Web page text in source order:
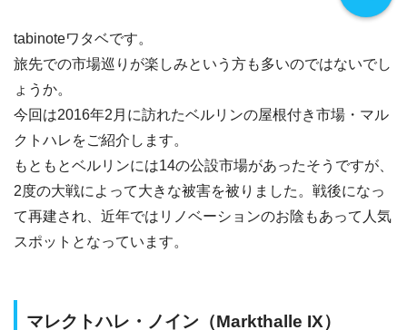
tabinoteワタベです。
旅先での市場巡りが楽しみという方も多いのではないでし
ょうか。
今回は2016年2月に訪れたベルリンの屋根付き市場・マル
クトハレをご紹介します。
もともとベルリンには14の公設市場があったそうですが、
2度の大戦によって大きな被害を被りました。戦後になっ
て再建され、近年ではリノベーションのお陰もあって人気
スポットとなっています。
マレクトハレ・ノイン（Markthalle IX）